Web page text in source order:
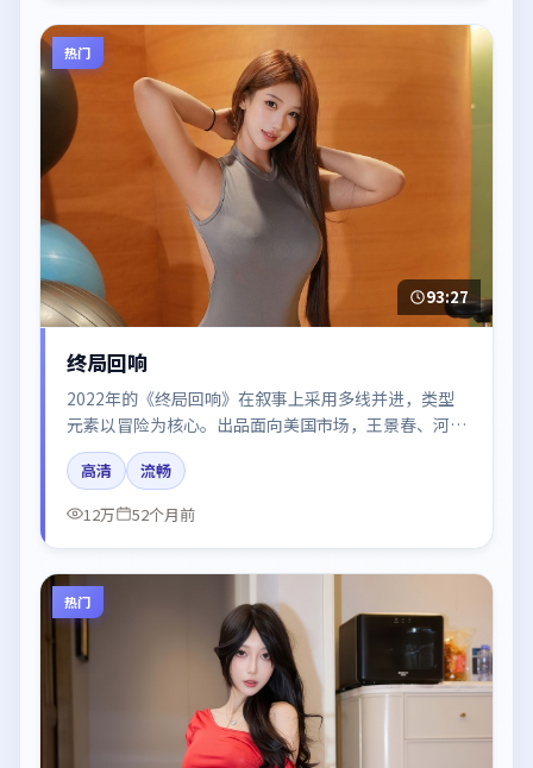
热门
93:27
终局回响
2022年的《终局回响》在叙事上采用多线并进，类型
元素以冒险为核心。出品面向美国市场，王景春、河正
宇、咏梅、沈腾所饰角色推动关键反转，结尾留白引发
讨论。
高清
流畅
12万
52个月前
热门